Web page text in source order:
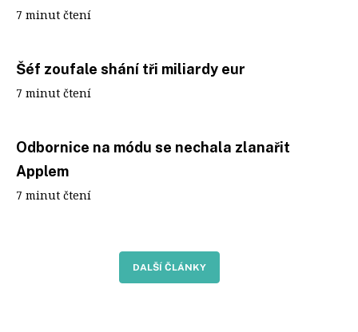
7 minut čtení
Šéf zoufale shání tři miliardy eur
7 minut čtení
Odbornice na módu se nechala zlanařit
Applem
7 minut čtení
DALŠÍ ČLÁNKY